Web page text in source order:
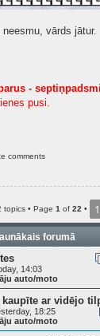
vārds jātur.
-
pusi.
comments
topics • Page 1 of 22 • 1
forumā
14:03
auto/moto
ar vidējo
18:25
auto/moto